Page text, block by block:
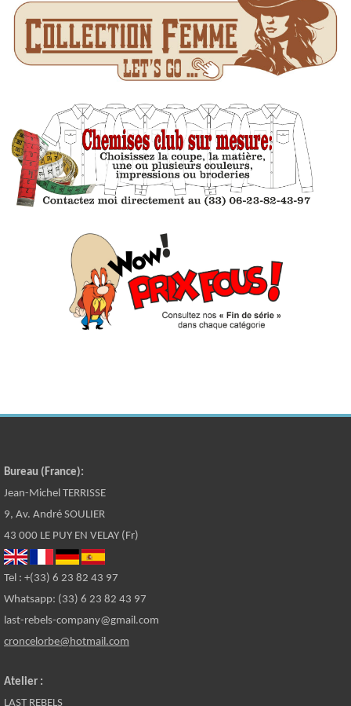
Bureau (France):
Jean-Michel TERRISSE
9, Av. André SOULIER
43 000 LE PUY EN VELAY (Fr)
Tel : +(33) 6 23 82 43 97
Whatsapp: (33) 6 23 82 43 97
last-rebels-company@gmail.com
croncelorbe@hotmail.com
Atelier :
LAST REBELS